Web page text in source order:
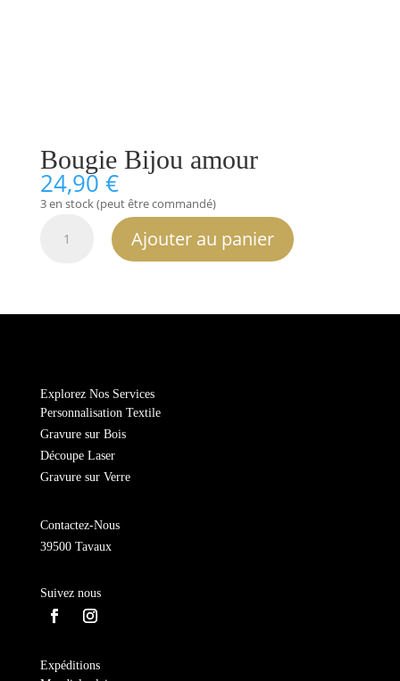
Bougie Bijou amour
24,90 €
3 en stock (peut être commandé)
Ajouter au panier
Explorez Nos Services
Personnalisation Textile
Gravure sur Bois
Découpe Laser
Gravure sur Verre
Contactez-Nous
39500 Tavaux
Suivez nous
Expéditions